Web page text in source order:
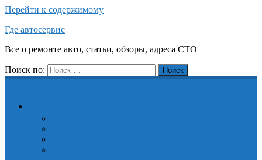
Перейти к содержимому
Где автосервис
Все о ремонте авто, статьи, обзоры, адреса СТО
Поиск по: Поиск